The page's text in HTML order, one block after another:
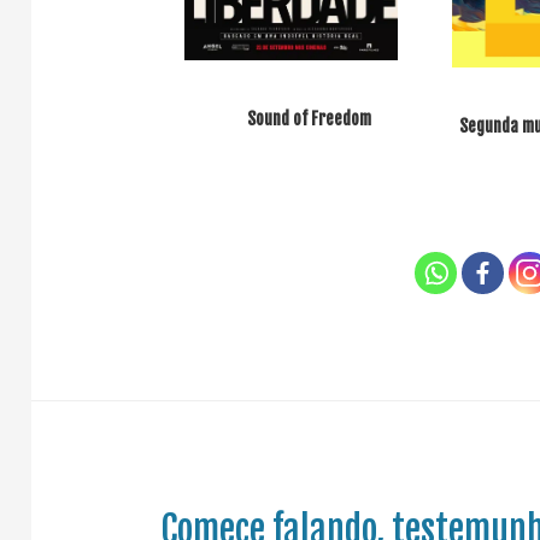
Sound of Freedom
Segunda
Comece falando,